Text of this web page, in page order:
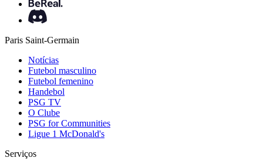
Paris Saint-Germain
Notícias
Futebol masculino
Futebol femenino
Handebol
PSG TV
O Clube
PSG for Communities
Ligue 1 McDonald's
Serviços